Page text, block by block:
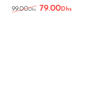
99.00Dhs Le prix initial était :
79.00Dhs Le prix